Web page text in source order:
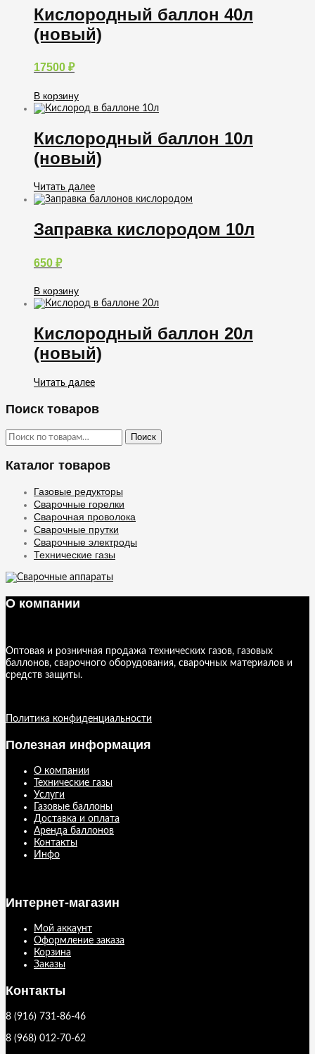
Кислородный баллон 40л
(новый)
17500 ₽
В корзину
Кислородный баллон 10л
(новый)
Читать далее
Заправка кислородом 10л
650 ₽
В корзину
Кислородный баллон 20л
(новый)
Читать далее
Поиск товаров
Искать: Поиск
Каталог товаров
Газовые редукторы
Сварочные горелки
Сварочная проволока
Сварочные прутки
Сварочные электроды
Технические газы
О компании
Оптовая и розничная продажа технических газов, газовых
баллонов, сварочного оборудования, сварочных материалов и
средств защиты.
Политика конфиденциальности
Полезная информация
О компании
Технические газы
Услуги
Газовые баллоны
Доставка и оплата
Аренда баллонов
Контакты
Инфо
Интернет-магазин
Мой аккаунт
Оформление заказа
Корзина
Заказы
Контакты
8 (916) 731-86-46
8 (968) 012-70-62